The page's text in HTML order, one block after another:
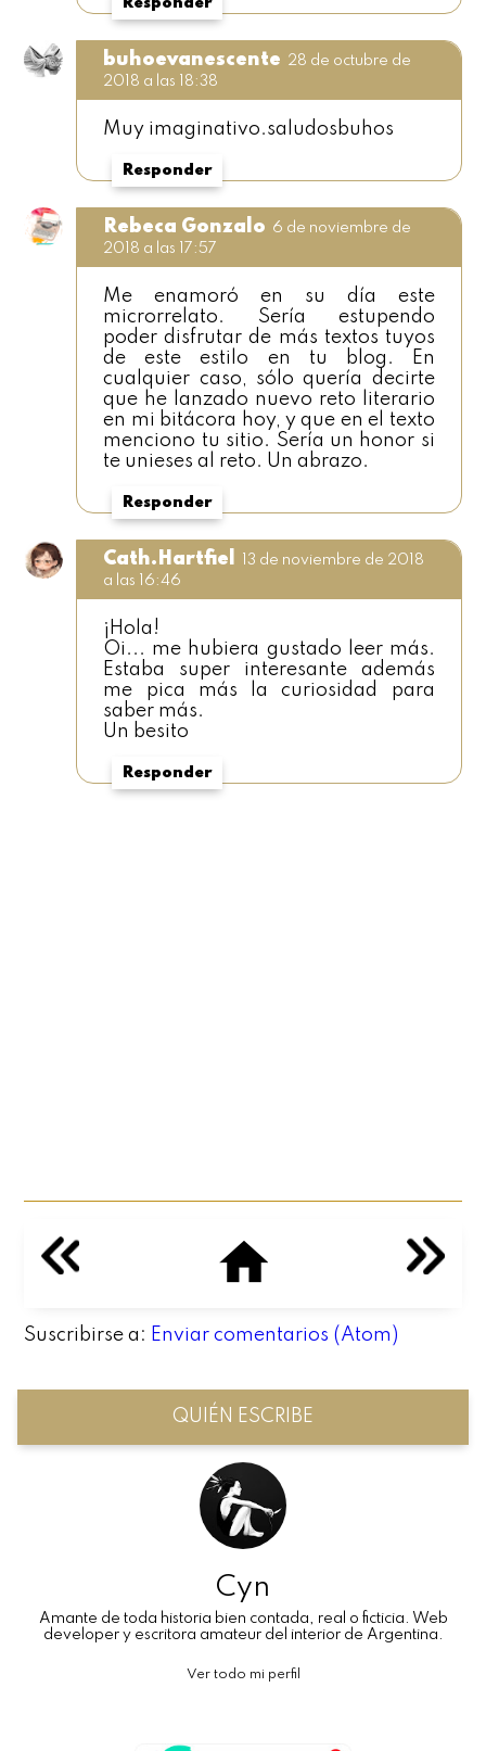
Responder
buhoevanescente 28 de octubre de
2018 a las 18:38
Muy imaginativo.saludosbuhos
Responder
Rebeca Gonzalo 6 de noviembre de
2018 a las 17:57
Me enamoró en su día este
microrrelato. Sería estupendo
poder disfrutar de más textos tuyos
de este estilo en tu blog. En
cualquier caso, sólo quería decirte
que he lanzado nuevo reto literario
en mi bitácora hoy, y que en el texto
menciono tu sitio. Sería un honor si
te unieses al reto. Un abrazo.
Responder
Cath.Hartfiel
13 de noviembre de 2018
a las 16:46
¡Hola!
Oi... me hubiera gustado leer más.
Estaba super interesante además
me pica más la curiosidad para
saber más.
Un besito
Responder
Suscribirse a: Enviar comentarios (Atom)
QUIÉN ESCRIBE
Cyn
Amante de toda historia bien contada, real o ficticia. Web
developer y escritora amateur del interior de Argentina.
Ver todo mi perfil